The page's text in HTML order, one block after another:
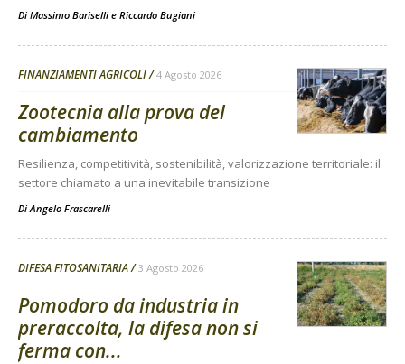
Di Massimo Bariselli e Riccardo Bugiani
FINANZIAMENTI AGRICOLI 4 Agosto 2026
Zootecnia alla prova del
cambiamento
Resilienza, competitività, sostenibilità, valorizzazione territoriale: il
settore chiamato a una inevitabile transizione
Di Angelo Frascarelli
DIFESA FITOSANITARIA 3 Agosto 2026
Pomodoro da industria in
preraccolta, la difesa non si
ferma con...